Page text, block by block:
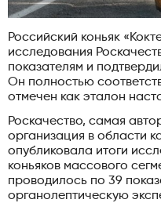
Российский коньяк
исследования
показателям и
Он полностью
отмечен как эталон
Роскачество, самая
организация в области
опубликовала итоги
коньяков массового
проводилось по 39
органолептическую